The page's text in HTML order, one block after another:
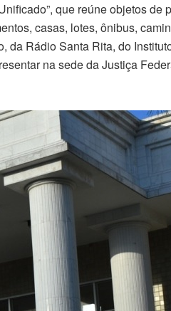
que reúne objetos de
casas, lotes, ônibus,
da Rádio Santa Rita, do
na sede da Justiça